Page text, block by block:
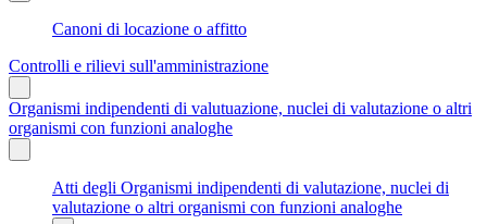
Canoni di locazione o affitto
Controlli e rilievi sull'amministrazione
Organismi indipendenti di valutuazione, nuclei di valutazione o altri
organismi con funzioni analoghe
Atti degli Organismi indipendenti di valutazione, nuclei di
valutazione o altri organismi con funzioni analoghe